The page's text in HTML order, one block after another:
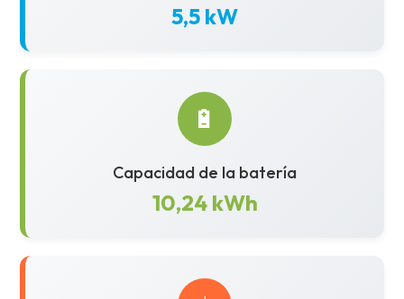
5,5 kW
🔋
Capacidad de la batería
10,24 kWh